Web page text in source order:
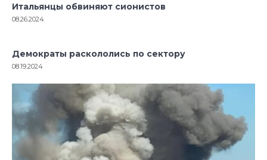
Итальянцы обвиняют сионистов
08.26.2024
Демократы раскололись по сектору
08.19.2024